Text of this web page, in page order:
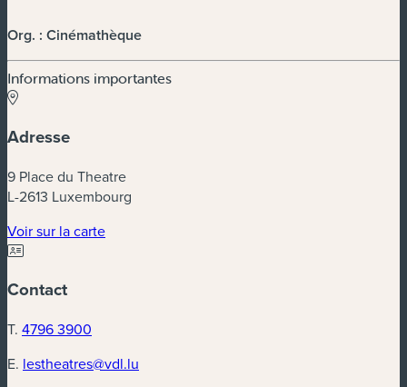
Org. : Cinémathèque
Informations importantes
Adresse
9 Place du Theatre
L-2613 Luxembourg
Voir sur la carte(nouvelle fenêtre)
Contact
T. 4796 3900
E. lestheatres@vdl.lu